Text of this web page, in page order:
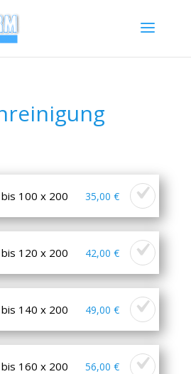
100 x 200 35,00 €
120 x 200 42,00 €
140 x 200 49,00 €
160 x 200 56,00 €